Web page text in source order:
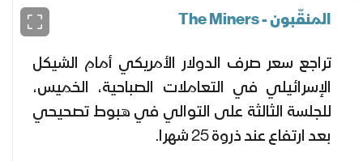
المنقّبون - The Miners
تراجع سعر صرف الدولار الأمريكي أمام الشيكل
الإسرائيلي في التعاملات الصباحية، الخميس،
للجلسة الثالثة على التوالي في هبوط تصحيحي
بعد ارتفاع عند ذروة 25 شهرا.